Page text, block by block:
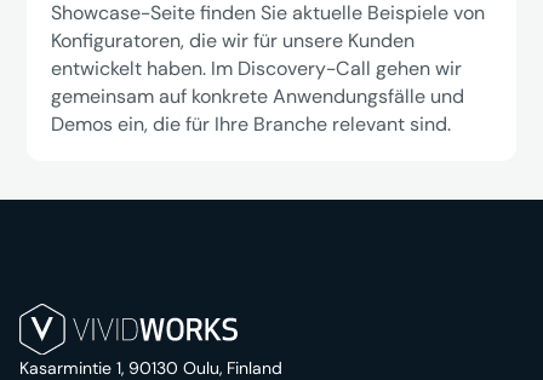
Showcase-Seite finden Sie aktuelle Beispiele von
Konfiguratoren, die wir für unsere Kunden
entwickelt haben. Im Discovery-Call gehen wir
gemeinsam auf konkrete Anwendungsfälle und
Demos ein, die für Ihre Branche relevant sind.
Kasarmintie 1, 90130 Oulu, Finland